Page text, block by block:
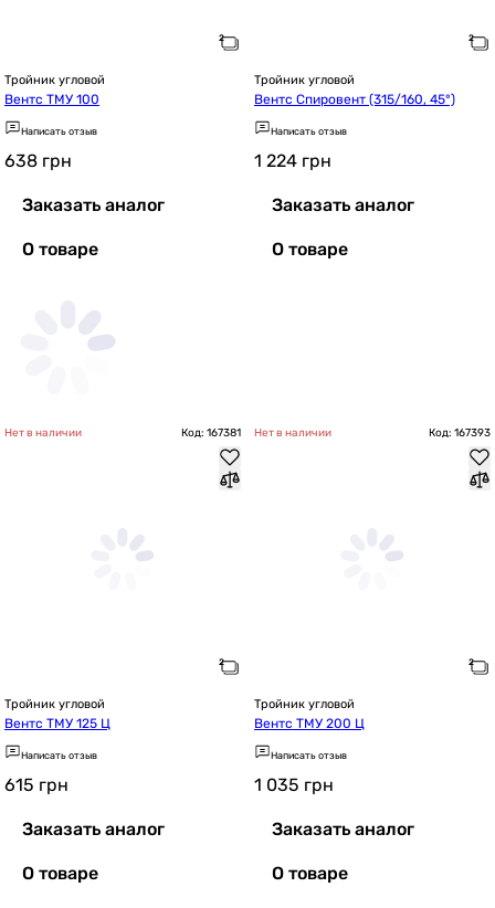
Тройник угловой
Вентс ТМУ 100
Написать отзыв
638 грн
Заказать аналог
О товаре
Тройник угловой
Вентс Спировент (315/160, 45°)
Написать отзыв
1 224 грн
Заказать аналог
О товаре
Нет в наличии Код: 167381
Тройник угловой
Вентс ТМУ 125 Ц
Написать отзыв
615 грн
Заказать аналог
О товаре
Нет в наличии Код: 167393
Тройник угловой
Вентс ТМУ 200 Ц
Написать отзыв
1 035 грн
Заказать аналог
О товаре